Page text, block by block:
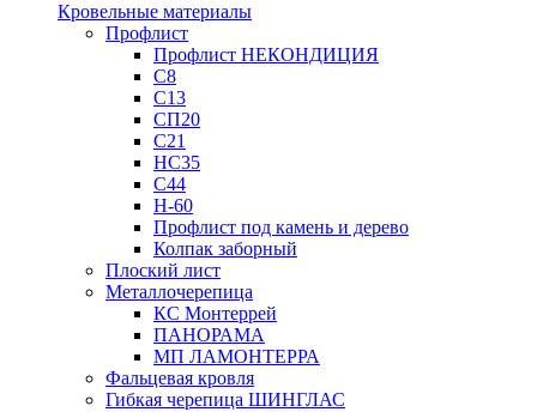
Кровельные материалы
Профлист
Профлист НЕКОНДИЦИЯ
С8
С13
СП20
С21
НС35
С44
Н-60
Профлист под камень и дерево
Колпак заборный
Плоский лист
Металлочерепица
КС Монтеррей
ПАНОРАМА
МП ЛАМОНТЕРРА
Фальцевая кровля
Гибкая черепица ШИНГЛАС